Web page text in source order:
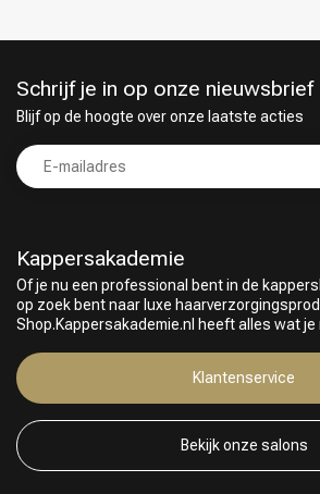
Keuze van onze Kappers
Kappersakademie
Of je nu een professional bent in de
op zoek bent naar luxe
Shop.Kappersakademie.nl heeft alles wat je
Klantenservice
Bekijk onze salons
Schrijf je in op onze nieuwsbrief
Blijf op de hoogte over onze laatste acties